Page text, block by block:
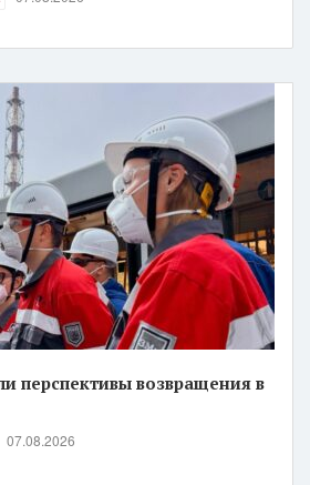
перспективы возвращения в
07.08.2026